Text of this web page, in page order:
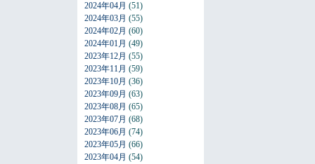
2024年04月 (51)
2024年03月 (55)
2024年02月 (60)
2024年01月 (49)
2023年12月 (55)
2023年11月 (59)
2023年10月 (36)
2023年09月 (63)
2023年08月 (65)
2023年07月 (68)
2023年06月 (74)
2023年05月 (66)
2023年04月 (54)